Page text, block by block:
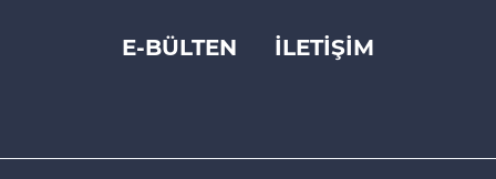
FooterE-BÜLTEN İLETİŞİM